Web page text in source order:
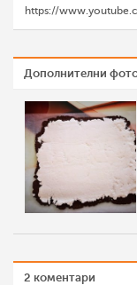
https://
Дополнителни
2 коментари